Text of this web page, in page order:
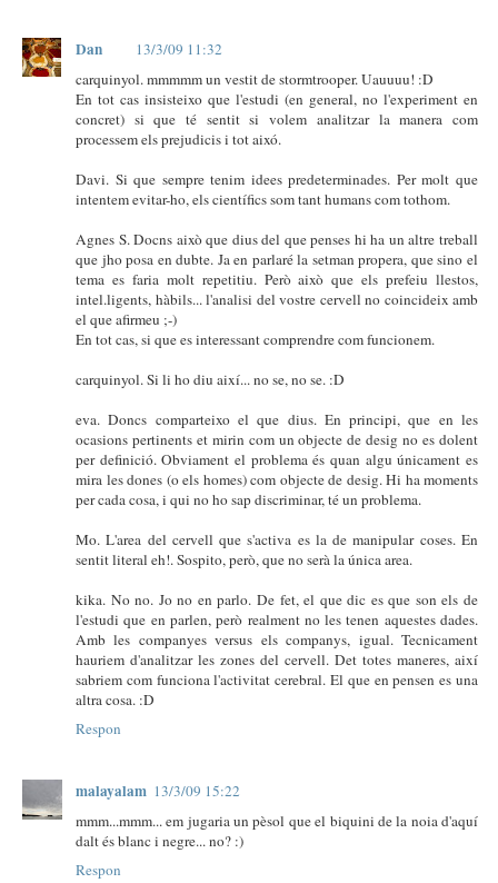
Dan
13/3/09 11:32
carquinyol. mmmmm un vestit de stormtrooper. Uauuuu! :D
En tot cas insisteixo que l'estudi (en general, no l'experiment en
concret) si que té sentit si volem analitzar la manera com
processem els prejudicis i tot aixó.
Davi. Si que sempre tenim idees predeterminades. Per molt que
intentem evitar-ho, els científics som tant humans com tothom.
Agnes S. Docns això que dius del que penses hi ha un altre treball
que jho posa en dubte. Ja en parlaré la setman propera, que sino el
tema es faria molt repetitiu. Però això que els prefeiu llestos,
intel.ligents, hàbils... l'analisi del vostre cervell no coincideix amb
el que afirmeu ;-)
En tot cas, si que es interessant comprendre com funcionem.
carquinyol. Si li ho diu així... no se, no se. :D
eva. Doncs comparteixo el que dius. En principi, que en les
ocasions pertinents et mirin com un objecte de desig no es dolent
per definició. Obviament el problema és quan algu únicament es
mira les dones (o els homes) com objecte de desig. Hi ha moments
per cada cosa, i qui no ho sap discriminar, té un problema.
Mo. L'area del cervell que s'activa es la de manipular coses. En
sentit literal eh!. Sospito, però, que no serà la única area.
kika. No no. Jo no en parlo. De fet, el que dic es que son els de
l'estudi que en parlen, però realment no les tenen aquestes dades.
Amb les companyes versus els companys, igual. Tecnicament
hauriem d'analitzar les zones del cervell. Det totes maneres, així
sabriem com funciona l'activitat cerebral. El que en pensen es una
altra cosa. :D
Respon
malayalam 13/3/09 15:22
mmm...mmm... em jugaria un pèsol que el biquini de la noia d'aquí
dalt és blanc i negre... no? :)
Respon